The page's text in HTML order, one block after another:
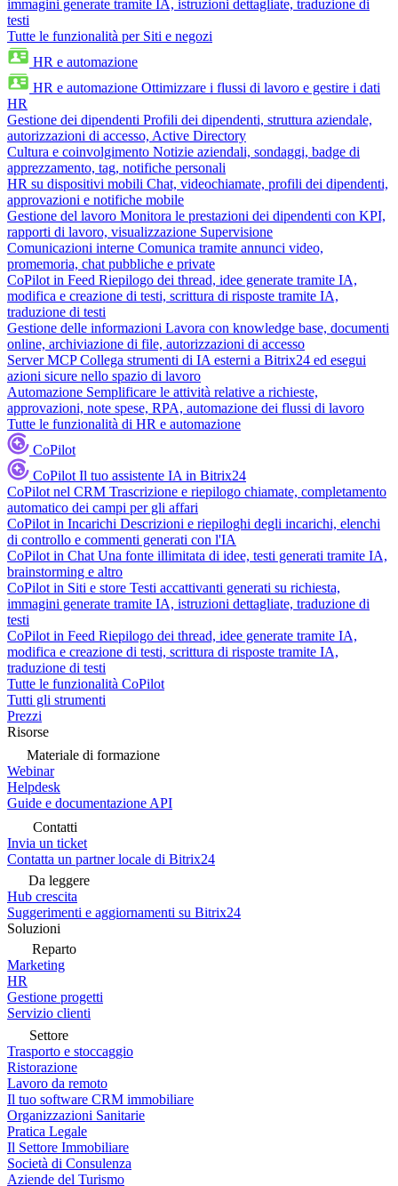
immagini generate tramite IA, istruzioni dettagliate, traduzione di
testi
Tutte le funzionalità per Siti e negozi
HR e automazione
HR e automazione Ottimizzare i flussi di lavoro e gestire i dati
HR
Gestione dei dipendenti Profili dei dipendenti, struttura aziendale,
autorizzazioni di accesso, Active Directory
Cultura e coinvolgimento Notizie aziendali, sondaggi, badge di
apprezzamento, tag, notifiche personali
HR su dispositivi mobili Chat, videochiamate, profili dei dipendenti,
approvazioni e notifiche mobile
Gestione del lavoro Monitora le prestazioni dei dipendenti con KPI,
rapporti di lavoro, visualizzazione Supervisione
Comunicazioni interne Comunica tramite annunci video,
promemoria, chat pubbliche e private
CoPilot in Feed Riepilogo dei thread, idee generate tramite IA,
modifica e creazione di testi, scrittura di risposte tramite IA,
traduzione di testi
Gestione delle informazioni Lavora con knowledge base, documenti
online, archiviazione di file, autorizzazioni di accesso
Server MCP Collega strumenti di IA esterni a Bitrix24 ed esegui
azioni sicure nello spazio di lavoro
Automazione Semplificare le attività relative a richieste,
approvazioni, note spese, RPA, automazione dei flussi di lavoro
Tutte le funzionalità di HR e automazione
CoPilot
CoPilot Il tuo assistente IA in Bitrix24
CoPilot nel CRM Trascrizione e riepilogo chiamate, completamento
automatico dei campi per gli affari
CoPilot in Incarichi Descrizioni e riepiloghi degli incarichi, elenchi
di controllo e commenti generati con l'IA
CoPilot in Chat Una fonte illimitata di idee, testi generati tramite IA,
brainstorming e altro
CoPilot in Siti e store Testi accattivanti generati su richiesta,
immagini generate tramite IA, istruzioni dettagliate, traduzione di
testi
CoPilot in Feed Riepilogo dei thread, idee generate tramite IA,
modifica e creazione di testi, scrittura di risposte tramite IA,
traduzione di testi
Tutte le funzionalità CoPilot
Tutti gli strumenti
Prezzi
Risorse
Materiale di formazione
Webinar
Helpdesk
Guide e documentazione API
Contatti
Invia un ticket
Contatta un partner locale di Bitrix24
Da leggere
Hub crescita
Suggerimenti e aggiornamenti su Bitrix24
Soluzioni
Reparto
Marketing
HR
Gestione progetti
Servizio clienti
Settore
Trasporto e stoccaggio
Ristorazione
Lavoro da remoto
Il tuo software CRM immobiliare
Organizzazioni Sanitarie
Pratica Legale
Il Settore Immobiliare
Società di Consulenza
Aziende del Turismo